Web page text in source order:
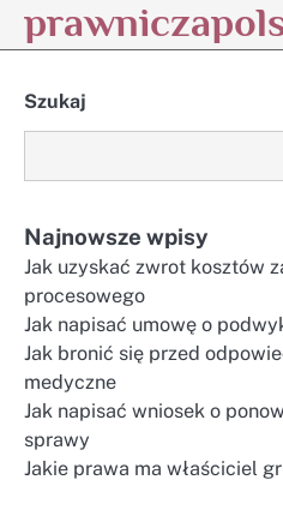
Skip
Szukaj
Najnowsze wpisy
Jak uzyskać zwrot kosztów
procesowego
Jak napisać umowę o
Jak bronić się przed
medyczne
Jak napisać wniosek o
sprawy
Jakie prawa ma właściciel